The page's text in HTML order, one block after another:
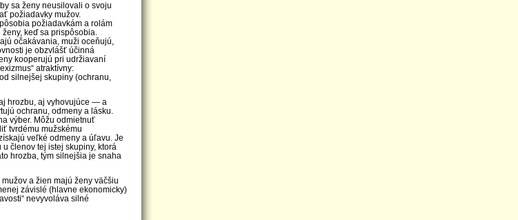
sa ženy neusilovali o svoju
požiadavky mužov.
požiadavkám a rolám
keď sa prispôsobia.
očakávania, muži oceňujú,
je obzvlášť účinná
kooperujú pri udržiavaní
atraktívny:
silnejšej skupiny (ochranu,
hrozbu, aj vyhovujúce — a
ochranu, odmeny a lásku.
výber. Môžu odmietnuť
tvrdému mužskému
veľké odmeny a úľavu. Je
členov tej istej skupiny, ktorá
hrozba, tým silnejšia je snaha
a žien majú ženy väčšiu
závislé (hlavne ekonomicky)
nevyvoláva silné